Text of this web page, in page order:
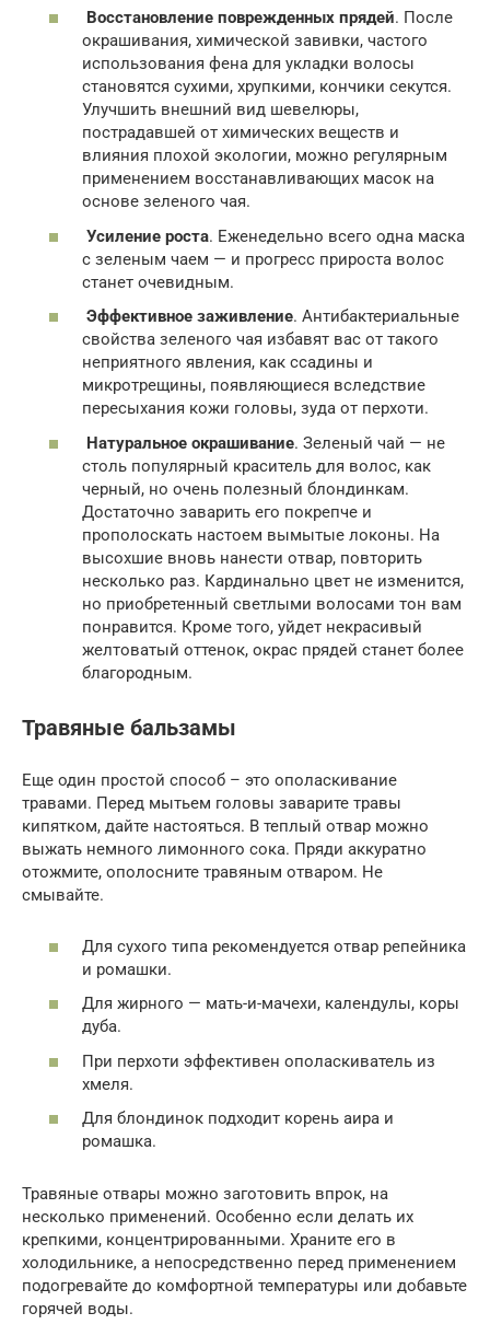
Восстановление поврежденных прядей. После
окрашивания, химической завивки, частого
использования фена для укладки волосы
становятся сухими, хрупкими, кончики секутся.
Улучшить внешний вид шевелюры,
пострадавшей от химических веществ и
влияния плохой экологии, можно регулярным
применением восстанавливающих масок на
основе зеленого чая.
Усиление роста. Еженедельно всего одна маска
с зеленым чаем — и прогресс прироста волос
станет очевидным.
Эффективное заживление. Антибактериальные
свойства зеленого чая избавят вас от такого
неприятного явления, как ссадины и
микротрещины, появляющиеся вследствие
пересыхания кожи головы, зуда от перхоти.
Натуральное окрашивание. Зеленый чай — не
столь популярный краситель для волос, как
черный, но очень полезный блондинкам.
Достаточно заварить его покрепче и
прополоскать настоем вымытые локоны. На
высохшие вновь нанести отвар, повторить
несколько раз. Кардинально цвет не изменится,
но приобретенный светлыми волосами тон вам
понравится. Кроме того, уйдет некрасивый
желтоватый оттенок, окрас прядей станет более
благородным.
Травяные бальзамы
Еще один простой способ – это ополаскивание
травами. Перед мытьем головы заварите травы
кипятком, дайте настояться. В теплый отвар можно
выжать немного лимонного сока. Пряди аккуратно
отожмите, ополосните травяным отваром. Не
смывайте.
Для сухого типа рекомендуется отвар репейника
и ромашки.
Для жирного — мать-и-мачехи, календулы, коры
дуба.
При перхоти эффективен ополаскиватель из
хмеля.
Для блондинок подходит корень аира и
ромашка.
Травяные отвары можно заготовить впрок, на
несколько применений. Особенно если делать их
крепкими, концентрированными. Храните его в
холодильнике, а непосредственно перед применением
подогревайте до комфортной температуры или добавьте
горячей воды.